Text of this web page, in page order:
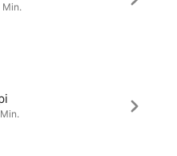
Min.